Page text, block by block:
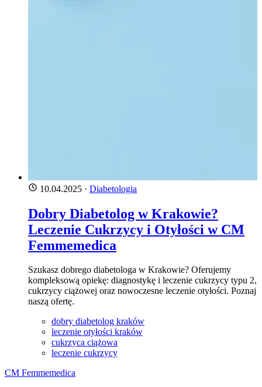
10.04.2025 · Diabetologia
Dobry Diabetolog w Krakowie?
Leczenie Cukrzycy i Otyłości w CM
Femmemedica
Szukasz dobrego diabetologa w Krakowie? Oferujemy
kompleksową opiekę: diagnostykę i leczenie cukrzycy typu 2,
cukrzycy ciążowej oraz nowoczesne leczenie otyłości. Poznaj
naszą ofertę.
dobry diabetolog kraków
leczenie otyłości kraków
cukrzyca ciążowa
leczenie cukrzycy
CM Femmemedica